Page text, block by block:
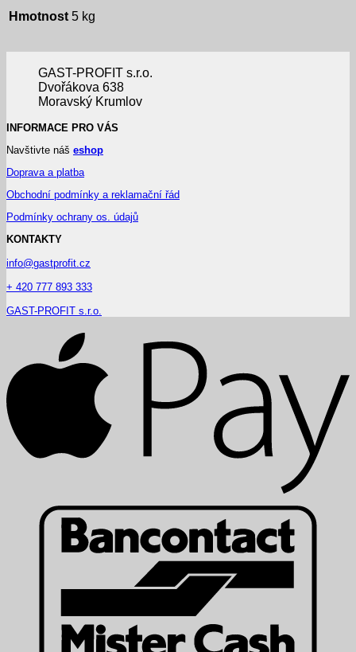
Hmotnost 5 kg
GAST-PROFIT s.r.o.
Dvořákova 638
Moravský Krumlov
INFORMACE PRO VÁS
Navštivte náš eshop
Doprava a platba
Obchodní podmínky a reklamační řád
Podmínky ochrany os. údajů
KONTAKTY
info@gastprofit.cz
+ 420 777 893 333
GAST-PROFIT s.r.o.